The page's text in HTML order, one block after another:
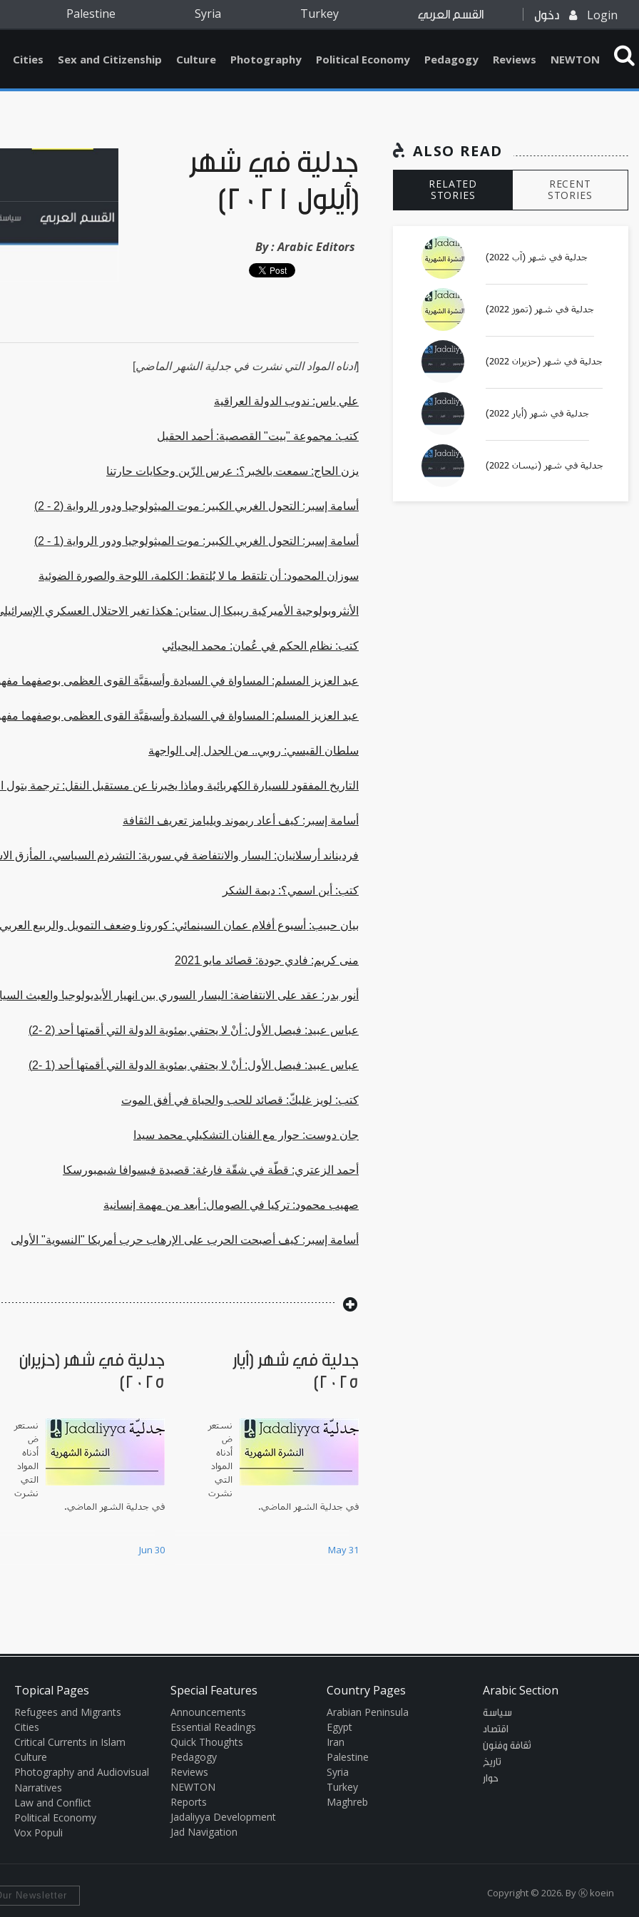
Palestine Syria Turkey القسم العربي دخول Login
Cities Sex and Citizenship Culture Photography Political Economy Pedagogy Reviews NEWTON
جدلية في شهر
(أيلول 2021)
By :Arabic Editors
[ادناه المواد التي نشرت في جدلية الشهر الماضي]
علي ياس: ندوب الدولة العراقية
كتب: مجموعة "بيت" القصصية: أحمد الحقيل
يزن الحاج: سمعت بالخبر؟: عرس الزّين وحكايات حارتنا
أسامة إسبر: التحول الغربي الكبير: موت الميثولوجيا ودور الرواية (2 - 2)
أسامة إسبر: التحول الغربي الكبير: موت الميثولوجيا ودور الرواية (1 - 2)
سوزان المحمود: أن تلتقط ما لا يُلتقط: الكلمة، اللوحة والصورة الضوئية
الأنثروبولوجية الأميركية ريبيكا إل ستاين: هكذا تغير الاحتلال العسكري
كتب: نظام الحكم في عُمان: محمد اليحيائي
عبد العزيز المسلم: المساواة في السيادة وأسبقيَّة القوى العظمى بوصفهما
عبد العزيز المسلم: المساواة في السيادة وأسبقيَّة القوى العظمى بوصفهما
سلطان القيسي: روبي.. من الجدل إلى الواجهة
التاريخ المفقود للسيارة الكهربائية وماذا يخبرنا عن مستقبل النقل: ترجمة
أسامة إسبر: كيف أعاد ريموند ويليامز تعريف الثقافة
فرديناند أرسلانيان: اليسار والانتفاضة في سورية: التشرذم السياسي، المأزق
كتب: أين اسمي؟: ديمة الشكر
بيان حبيب: أسبوع أفلام عمان السينمائي: كورونا وضعف التمويل والربيع العربي
منى كريم: فادي جودة: قصائد مايو 2021
أنور بدر: عقد على الانتفاضة: اليسار السوري بين انهيار الأيديولوجيا والعبث
عباس عبيد: فيصل الأول: أنْ لا يحتفي بمئوية الدولة التي أقمتها أحد (2 -2)
عباس عبيد: فيصل الأول: أنْ لا يحتفي بمئوية الدولة التي أقمتها أحد (1 -2)
كتب: لويز غليكّ: قصائد للحب والحياة في أفق الموت
جان دوست: حوار مع الفنان التشكيلي محمد سيدا
أحمد الزعتري: قطّة في شقّة فارغة: قصيدة فيسوافا شيمبورسكا
صهيب محمود: تركيا في الصومال: أبعد من مهمة إنسانية
أسامة إسبر: كيف أصبحت الحرب على الإرهاب حرب أمريكا "النسوية" الأولى
جدلية في شهر (حزيران
2025)
نستعر
ض
أدناه
المواد
التي
نشرت
في جدلية الشهر الماضي.
Jun 30
جدلية في شهر (أيار
2025)
نستعر
ض
أدناه
المواد
التي
نشرت
في جدلية الشهر الماضي.
May 31
ALSO READ
RELATED
STORIES
RECENT
STORIES
جدلية في شهر (آب 2022)
جدلية في شهر (تموز 2022)
جدلية في شهر (حزيران 2022)
جدلية في شهر (أيار 2022)
جدلية في شهر (نيسان 2022)
Topical Pages
Refugees and Migrants
Cities
Critical Currents in Islam
Culture
Photography and Audiovisual
Narratives
Law and Conflict
Political Economy
Vox Populi
Special Features
Announcements
Essential Readings
Quick Thoughts
Pedagogy
Reviews
NEWTON
Reports
Jadaliyya Development
Jad Navigation
Country Pages
Arabian Peninsula
Egypt
Iran
Palestine
Syria
Turkey
Maghreb
Arabic Section
سياسة
اقتصاد
ثقافة وفنون
تاريخ
حوار
Newsletter Copyright © 2026. ByⓀ koein